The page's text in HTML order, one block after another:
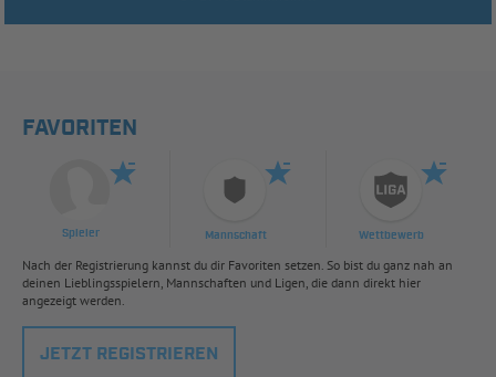
FAVORITEN
Spieler Mannschaft Wettbewerb
Nach der Registrierung kannst du dir Favoriten setzen. So bist du ganz nah an
deinen Lieblingsspielern, Mannschaften und Ligen, die dann direkt hier
angezeigt werden.
JETZT REGISTRIEREN